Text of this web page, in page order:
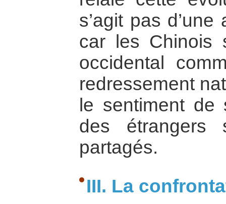
s’agit pas
car les Chinois
occidental
redressement
le sentiment de
des étrangers
partagés.
III. La